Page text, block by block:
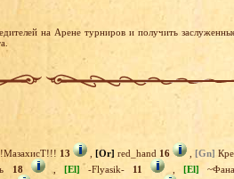
на Арене турниров и получить
13 [Or] red_hand 16 [Gn]
18 , [El] -Flyasik- 11 , [El]